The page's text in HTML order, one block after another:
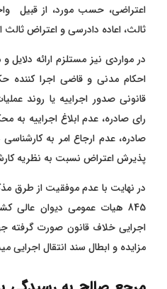
اعتراضی، حسب مورد، از قبیل
ثالث، اعاده دادرسی و اعتراض
در مواردی نیز مستلزم ارائه
احکام مدنی و قاضی اجرا کننده
قانونی صدور اجراییه یا روند
رای صادره، عدم ابلاغ اجراییه به
صادره، عدم ارجاع امر به
پذیرش اعتراض نسبت به نظریه
در نهایت با عدم موفقیت از طرق
845 هیات عمومی دیوان عالی
اجرایی خلاف قانون صورت گرفته
مزایده و ابطال سند انتقال